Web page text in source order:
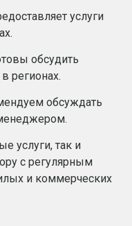
услуги
обсудить
регионах.
обсуждать
услуги, так и
с регулярным
и коммерческих